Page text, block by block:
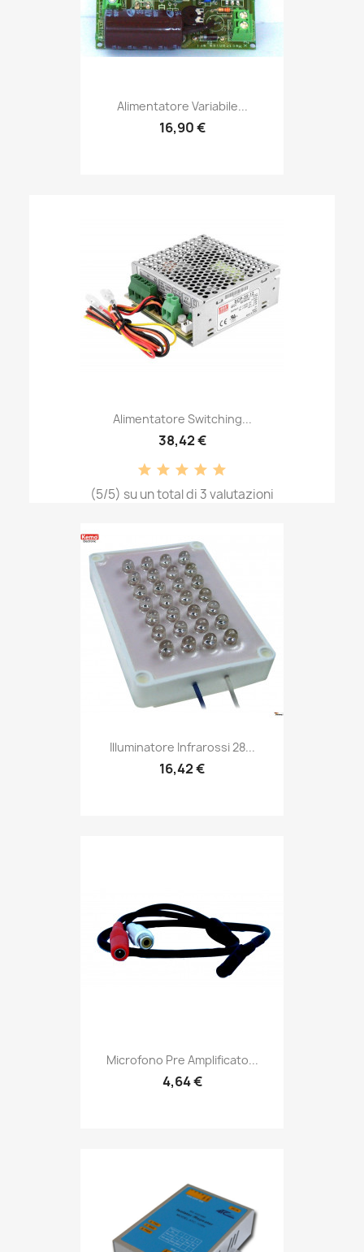
Alimentatore Variabile...
16,90 €
Alimentatore Switching...
38,42 €
(5/5) su un total di 3 valutazioni
Illuminatore Infrarossi 28...
16,42 €
Microfono Pre Amplificato...
4,64 €